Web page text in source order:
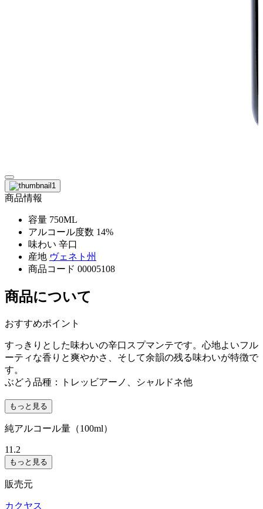
商品情報
容量 750ML
アルコール度数 14%
味わい 辛口
産地 ヴェネト州
商品コード 00005108
商品について
おすすめポイント
すっきりとした味わいの辛口スプマンテです。心地よいフル
ーティな香りと爽やかさ、そして余韻の残る味わいが特徴で
す。
ぶどう品種：トレッビアーノ、シャルドネ他
もっと見る
純アルコール量（100ml）
11.2
もっと見る
販売元
カクヤス